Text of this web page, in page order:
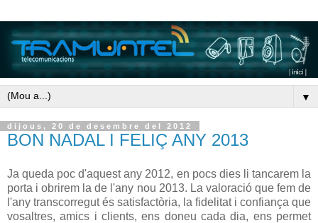
▼
dijous, 20 de desembre del 2012
BON NADAL I FELIÇ ANY 2013
Ja queda poc d'aquest any 2012, en pocs dies li tancarem la
porta i obrirem la de l'any nou 2013. La valoració que fem de
l'any transcorregut és satisfactòria, la fidelitat i confiança que
vosaltres, amics i clients, ens doneu cada dia, ens permet